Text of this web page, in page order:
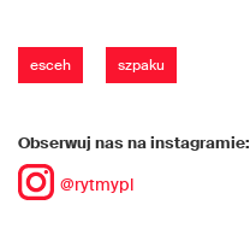
esceh szpaku
Obserwuj nas na instagramie:
@rytmypl